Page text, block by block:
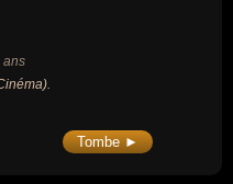
ans
Tombe ►